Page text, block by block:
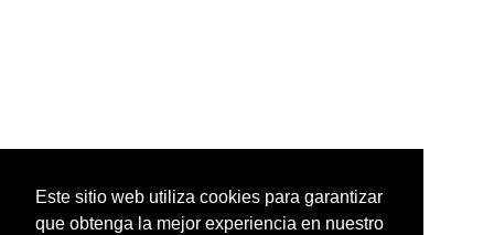
Este sitio web utiliza cookies para garantizar
que obtenga la mejor experiencia en nuestro